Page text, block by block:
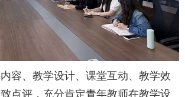
容、教学设计、课堂互动、教学效
点评，充分肯定青年教师在教学设